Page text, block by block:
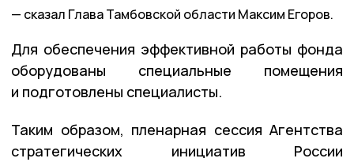
сказал Глава Тамбовской области Максим Егоров.
Для обеспечения эффективной работы фонда
оборудованы специальные помещения
и подготовлены специалисты.
Таким образом, пленарная сессия Агентства
стратегических инициатив России